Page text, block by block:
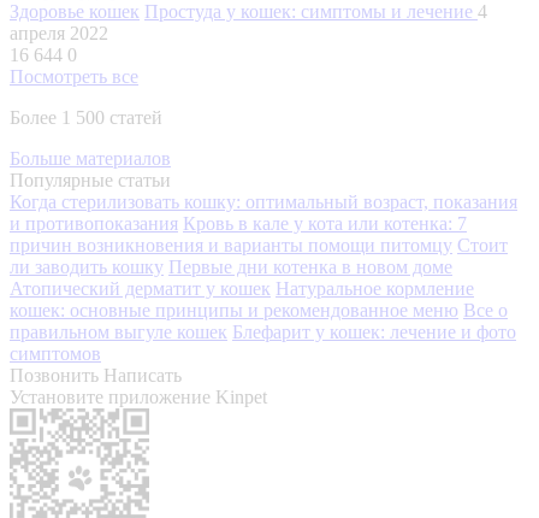
Здоровье кошек Простуда у кошек: симптомы и лечение 4
апреля 2022
16 644 0
Посмотреть все
Более 1 500 статей
Больше материалов
Популярные статьи
Когда стерилизовать кошку: оптимальный возраст, показания
и противопоказания Кровь в кале у кота или котенка: 7
причин возникновения и варианты помощи питомцу Стоит
ли заводить кошку Первые дни котенка в новом доме
Атопический дерматит у кошек Натуральное кормление
кошек: основные принципы и рекомендованное меню Все о
правильном выгуле кошек Блефарит у кошек: лечение и фото
симптомов
Позвонить Написать
Установите приложение Kinpet